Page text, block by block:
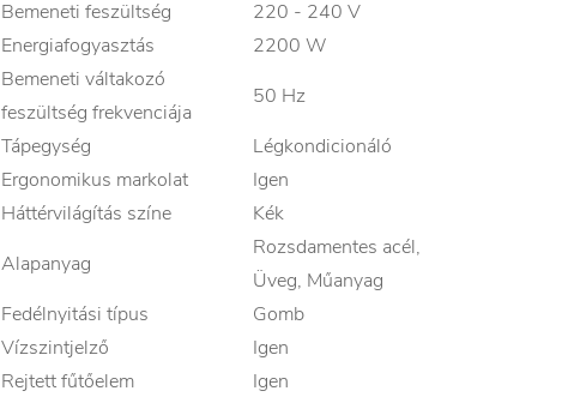
Bemeneti feszültség
220 - 240 V
Energiafogyasztás
2200 W
Bemeneti váltakozó
feszültség frekvenciája
50 Hz
Tápegység
Légkondicionáló
Ergonomikus markolat
Igen
Háttérvilágítás színe
Kék
Alapanyag
Rozsdamentes acél,
Üveg, Műanyag
Fedélnyitási típus
Gomb
Vízszintjelző
Igen
Rejtett fűtőelem
Igen